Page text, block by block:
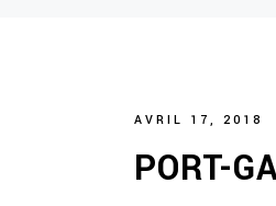
AVRIL 17, 2018
PORT-